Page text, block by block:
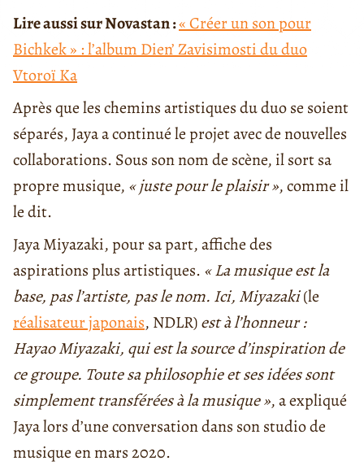
Lire aussi sur Novastan :« Créer un son pour
Bichkek » : l’album Dien’ Zavisimosti du duo
Vtoroï Ka
Après que les chemins artistiques du duo se soient
séparés, Jaya a continué le projet avec de nouvelles
collaborations. Sous son nom de scène, il sort sa
propre musique, « juste pour le plaisir », comme il
le dit.
Jaya Miyazaki, pour sa part, affiche des
aspirations plus artistiques. « La musique est la
base, pas l’artiste, pas le nom. Ici, Miyazaki(le
réalisateur japonais, NDLR)est à l’honneur :
Hayao Miyazaki, qui est la source d’inspiration de
ce groupe. Toute sa philosophie et ses idées sont
simplement transférées à la musique », a expliqué
Jaya lors d’une conversation dans son studio de
musique en mars 2020.